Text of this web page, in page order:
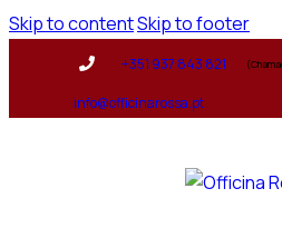
Skip to contentSkip to footer
+351 937 843 821
info@officinarossa.pt